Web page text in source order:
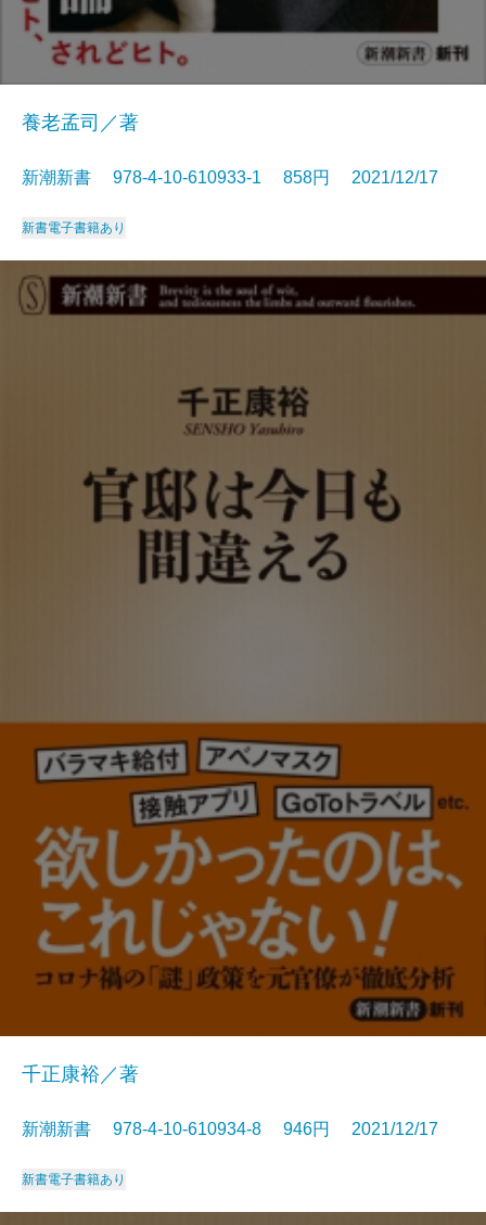
養老孟司／著
新潮新書 978-4-10-610933-1 858円 2021/12/17
新書電子書籍あり
千正康裕／著
新潮新書 978-4-10-610934-8 946円 2021/12/17
新書電子書籍あり